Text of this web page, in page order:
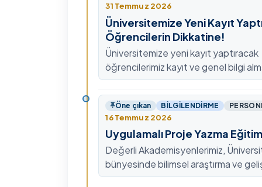
31 Temmuz 2026
Üniversitemize Yeni Kayıt
Öğrencilerin Dikkatine!
Üniversitemize yeni kayıt yaptıracak
öğrencilerimiz kayıt ve genel bilgi
0478 211 75 75 Dahili: 1913 nolu
ulaşabilirsiniz.
Öne çıkan BILGILENDIRME
16 Temmuz 2026
Uygulamalı Proje Yazma
Değerli Akademisyenlerimiz,
bünyesinde bilimsel araştırma ve
kültürünü güçlendirmek, ulusal ve